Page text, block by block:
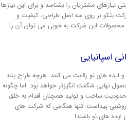
مشتریان را بشناسد و برای این نیازها
بثکو بر روی سه اصل طراحی، کیفیت و
این شرکت به خوبی می توان آن را
بهداشتی لوکس
اسپانیایی
های نو رقابت می کنند. هرچه طراح بلند
نهایی شگفت انگیزتر خواهد بود. اما چگونه
ساخت و تولید همچنان اقدام به خلق
پیداست: تنها هنگامی که شرکت های